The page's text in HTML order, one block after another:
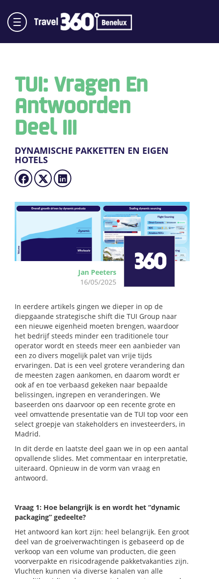
TUI: Vragen En
Antwoorden
Deel III
DYNAMISCHE PAKKETTEN EN EIGEN
HOTELS
Jan Peeters
16/05/2025
In eerdere artikels gingen we dieper in op de
diepgaande strategische shift die TUI Group naar
een nieuwe eigenheid moeten brengen, waardoor
het bedrijf steeds minder een traditionele tour
operator wordt en steeds meer een aanbieder van
een zo divers mogelijk palet van vrije tijds
ervaringen. Dat is een veel grotere verandering dan
de meesten zagen aankomen, en daarom wordt er
ook af en toe verbaasd gekeken naar bepaalde
belissingen, ingrepen en veranderingen. We
baseerden ons daarvoor op een recente grote en
veel omvattende presentatie van de TUI top voor een
select groepje van stakeholders en investeerders, in
Madrid.
In dit derde en laatste deel gaan we in op een aantal
opvallende slides. Met commentaar en interpretatie,
uiteraard. Opnieuw in de vorm van vraag en
antwoord.
Vraag 1: Hoe belangrijk is en wordt het “dynamic
packaging” gedeelte?
Het antwoord kan kort zijn: heel belangrijk. Een groot
deel van de groeiverwachtingen is gebaseerd op de
verkoop van een volume van producten, die geen
voorverpakte en risicodragende pakketvakanties zijn.
Vluchten kunnen via diverse kanalen van alle